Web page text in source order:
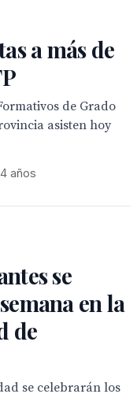
a más de
de Grado
asisten hoy
años
se
en la
de
se celebrarán los